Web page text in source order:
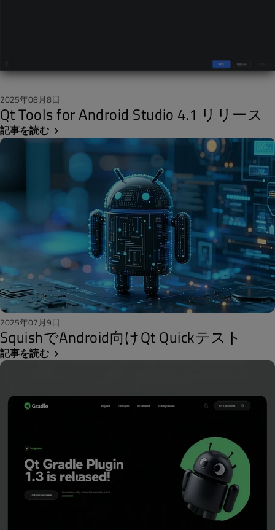
2025年08月8日
Qt Tools for Android Studio 4.1 リリース
記事を読む
2025年07月9日
SquishでAndroid向けQt Quickテスト
記事を読む